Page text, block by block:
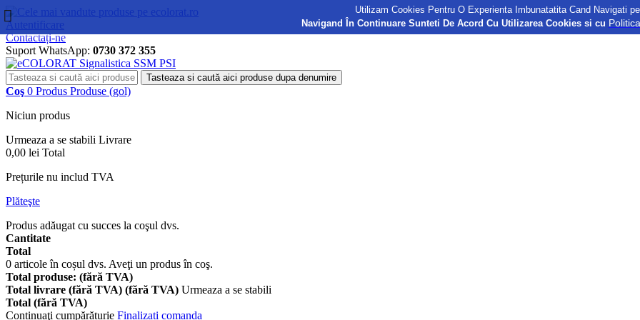
Autentificare
Contactați-ne
Suport WhatsApp: 0730 372 355
Tasteaza si caută aici produse dupa denumire
Coş 0 Produs Produse (gol)
Niciun produs
Urmeaza a se stabili Livrare
0,00 lei Total
Prețurile nu includ TVA
Plăteşte
Produs adăugat cu succes la coşul dvs.
Cantitate
Total
0 articole în coșul dvs. Aveţi un produs în coş.
Total produse: (fără TVA)
Total livrare (fără TVA) (fără TVA) Urmeaza a se stabili
Total (fără TVA)
Continuaţi cumpărăturie Finalizați comanda
Utilizam Cookies Pentru O Experienta Imbunatatita Cand Navigati pe
Navigand În Continuare Sunteti De Acord Cu Utilizarea Cookies si cu